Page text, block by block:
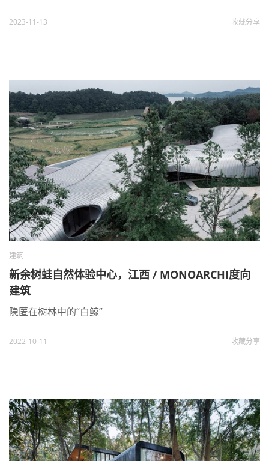
2023-11-13 收藏分享
建筑
新余树蛙自然体验中心，江西 / MONOARCHI度向
建筑
隐匿在树林中的“白鲸”
2022-10-11 收藏分享